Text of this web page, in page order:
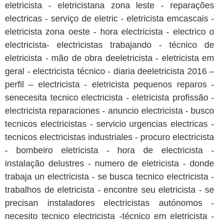
eletricista - eletricistana zona leste - reparações
electricas - serviço de eletric - eletricista emcascais -
eletricista zona oeste - hora electricista - electrico o
electricista- electricistas trabajando - técnico de
eletricista - mão de obra deeletricista - eletricista em
geral - electricista técnico - diaria deeletricista 2016 –
perfil – electricista - eletricista pequenos reparos -
senecesita tecnico electricista - eletricista profissão -
electricista reparaciones - anuncio electricista - busco
tecnicos electricistas - servicio urgencias electricas -
tecnicos electricistas industriales - procuro electricista
- bombeiro eletricista - hora de electricista -
instalação delustres - numero de eletricista - donde
trabaja un electricista - se busca tecnico electricista -
trabalhos de eletricista - encontre seu eletricista - se
precisan instaladores electricistas autónomos -
necesito tecnico electricista -técnico em eletricista -